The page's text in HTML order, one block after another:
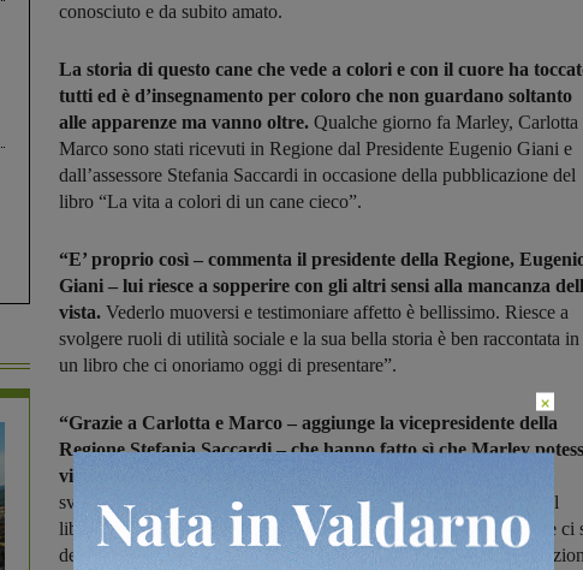
conosciuto e da subito amato.
La storia di questo cane che vede a colori e con il cuore ha
tutti ed è d’insegnamento per coloro che non guardano soltanto
alle apparenze ma vanno oltre. Qualche giorno fa Marley, Carlotta
Marco sono stati ricevuti in Regione dal Presidente Eugenio Giani e
dall’assessore Stefania Saccardi in occasione della pubblicazione del
libro “La vita a colori di un cane cieco”.
“E’ proprio così – commenta il presidente della Regione,
Giani – lui riesce a sopperire con gli altri sensi alla mancanza
vista. Vederlo muoversi e testimoniare affetto è bellissimo. Riesce a
svolgere ruoli di utilità sociale e la sua bella storia è ben raccontata in
un libro che ci onoriamo oggi di presentare”.
“Grazie a Carlotta e Marco – aggiunge la vicepresidente della
Regione Stefania Saccardi – che hanno fatto sì che Marley
vivere normalmente.
sviluppare abilità incredibili ed essere un valore per la comunità. Il
libro, che ho letto, è pieno di amore e sentimento. E insegna come ci
deve approcciare alla vita. L’insegnamento viene da un cane
×